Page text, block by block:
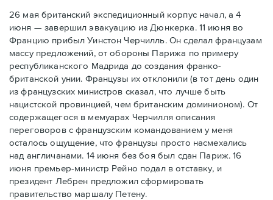
26 мая британский экспедиционный корпус начал, а 4
июня — завершил эвакуацию из Дюнкерка. 11 июня во
Францию прибыл Уинстон Черчилль. Он сделал французам
массу предложений, от обороны Парижа по примеру
республиканского Мадрида до создания франко-
британской унии. Французы их отклонили (в тот день один
из французских министров сказал, что лучше быть
нацистской провинцией, чем британским доминионом). От
содержащегося в мемуарах Черчилля описания
переговоров с французским командованием у меня
осталось ощущение, что французы просто насмехались
над англичанами. 14 июня без боя был сдан Париж. 16
июня премьер-министр Рейно подал в отставку, и
президент Лебрен предложил сформировать
правительство маршалу Петену.